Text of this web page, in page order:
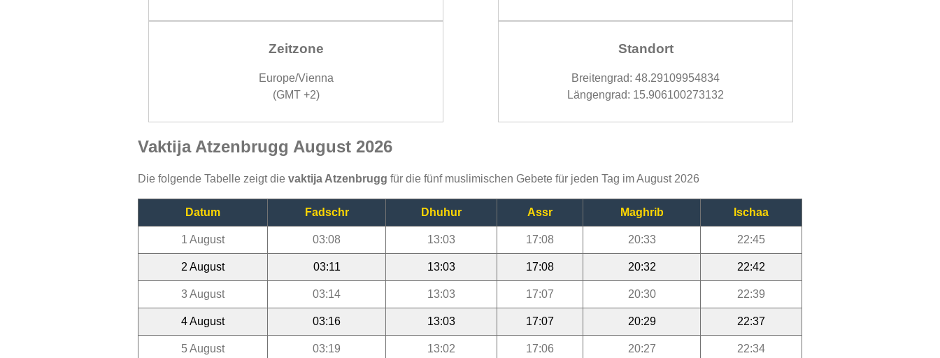
Zeitzone
Europe/Vienna
(GMT +2)
Standort
Breitengrad: 48.29109954834
Längengrad: 15.906100273132
Vaktija Atzenbrugg August 2026
Die folgende Tabelle zeigt die vaktija Atzenbrugg für die fünf muslimischen Gebete für jeden Tag im August 2026
Datum Fadschr Dhuhur Assr Maghrib Ischaa
1 August 03:08 13:03 17:08 20:33 22:45
2 August 03:11 13:03 17:08 20:32 22:42
3 August 03:14 13:03 17:07 20:30 22:39
4 August 03:16 13:03 17:07 20:29 22:37
5 August 03:19 13:02 17:06 20:27 22:34